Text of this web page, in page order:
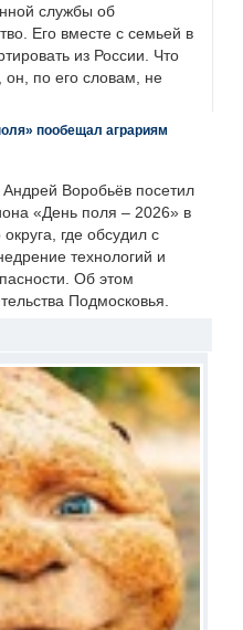
службы об
Его вместе с семьей в
из России. Что
он, по его словам, не
пообещал аграриям
Андрей Воробьёв посетил
«День поля – 2026» в
где обсудил с
технологий и
Об этом
Подмосковья.